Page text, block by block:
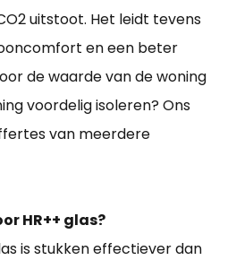
uitstoot. Het leidt tevens
en een beter
de waarde van de woning
voordelig isoleren? Ons
van meerdere
HR++ glas?
is stukken effectiever dan